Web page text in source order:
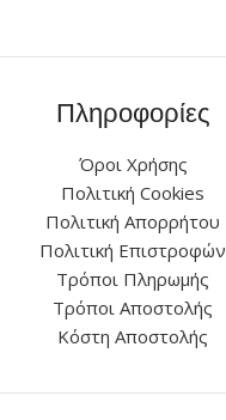
Πληροφορίες
Όροι Χρήσης
Πολιτική Cookies
Πολιτική Απορρήτου
Πολιτική Επιστροφών
Τρόποι Πληρωμής
Τρόποι Αποστολής
Κόστη Αποστολής